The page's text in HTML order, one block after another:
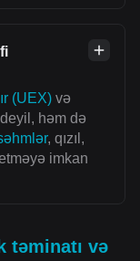
(UEX) və
həm də
, qızıl,
imkan
təminatı və